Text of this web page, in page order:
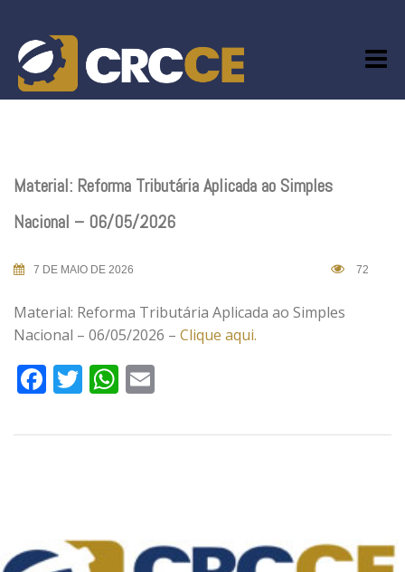
content
Material: Reforma Tributária Aplicada ao Simples
Nacional – 06/05/2026
7 DE MAIO DE 2026 72
Material: Reforma Tributária Aplicada ao Simples
Nacional – 06/05/2026 – Clique aqui.
Facebook
TwitterWhatsApp